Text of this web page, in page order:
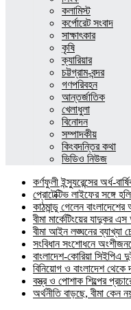
কলামিস্ট
কর্পোরেট সংবাদ
সাক্ষাৎকার
কৃষি
ক্যারিয়ার
চট্টগ্রাম-বন্দর
গণপরিবহন
আন্তর্জাতিক
খেলাধুলা
বিনোদন
সম্পাদকীয়
কিংবদন্তির কথা
ভিডিও নিউজ
কর্ণফুলী ইন্স্যুরেন্সের অর্ধ-
প্রোটেক্টিভ লাইফের সঙ্গে
কাঠমান্ডু গেলেন বাংলাদেশের
বীমা মার্কেটিংয়ের যাদুকর
বীমা আইন লঙ্ঘনের ব্যাখ্যা
সংবিধান সংশোধনে
বাংলাদেশ-কোরিয়া সিইপিএ
বিনিয়োগ ও বাংলাদেশ
বস্ত্র ও পোশাক শিল্পের
অর্থনীতি বাড়ছে, বীমা কেন